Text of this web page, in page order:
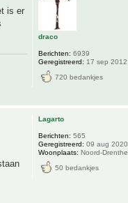
is er
draco
Berichten: 6939
Geregistreerd: 17 sep
720 bedankjes
Lagarto
Berichten: 565
Geregistreerd: 09 aug
Woonplaats: Noord-Drenthe
50 bedankjes